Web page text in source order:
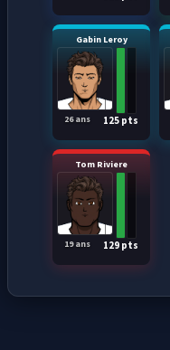
Gabin Leroy
125 pts
26 ans
Tom Riviere
129 pts
19 ans